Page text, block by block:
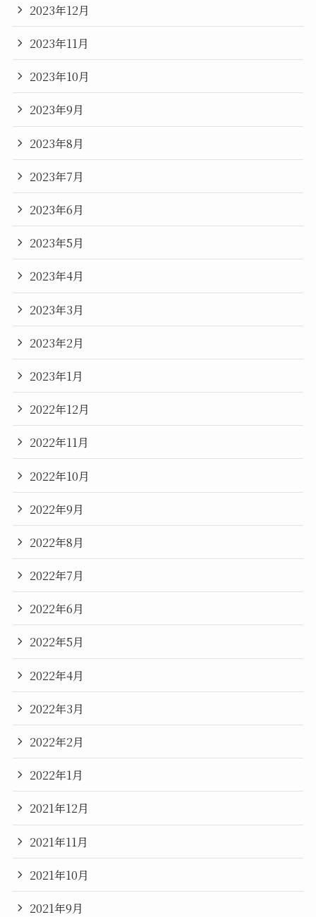
2023年12月
2023年11月
2023年10月
2023年9月
2023年8月
2023年7月
2023年6月
2023年5月
2023年4月
2023年3月
2023年2月
2023年1月
2022年12月
2022年11月
2022年10月
2022年9月
2022年8月
2022年7月
2022年6月
2022年5月
2022年4月
2022年3月
2022年2月
2022年1月
2021年12月
2021年11月
2021年10月
2021年9月